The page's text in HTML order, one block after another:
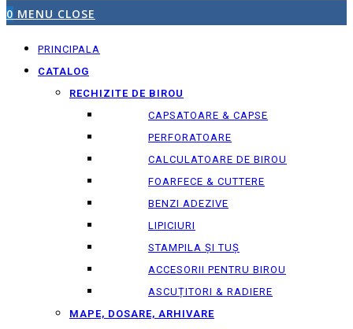
0 MENU CLOSE
PRINCIPALA
CATALOG
RECHIZITE DE BIROU
CAPSATOARE & CAPSE
PERFORATOARE
CALCULATOARE DE BIROU
FOARFECE & CUTTERE
BENZI ADEZIVE
LIPICIURI
STAMPILA ȘI TUȘ
ACCESORII PENTRU BIROU
ASCUȚITORI & RADIERE
MAPE, DOSARE, ARHIVARE